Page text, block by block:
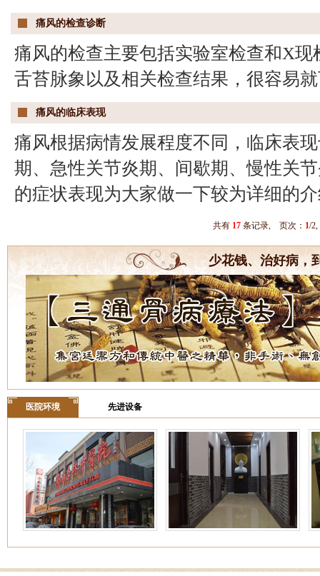
痛风的检查诊断
痛风的检查主要包括实验室检查和X
舌苔脉象以及相关检查结果，很容易
痛风的临床表现
痛风根据病情发展程度不同，临床表
期、急性关节炎期、间歇期、慢性关
的症状表现为大家做一下较为详细的
共有 17条记录, 页次： 1/
少花钱、治好病，
医院环境 先进设备